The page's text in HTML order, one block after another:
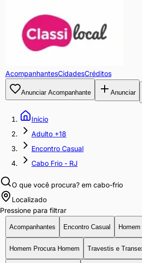
AcompanhantesCidadesCréditos
Anunciar Acompanhante Anunciar
Início
Adulto +18
Encontro Casual
Cabo Frio - RJ
O que você procura? em cabo-frio
Localizado
Pressione para filtrar
Acompanhantes Encontro Casual
Homem Procura Homem Travestis e